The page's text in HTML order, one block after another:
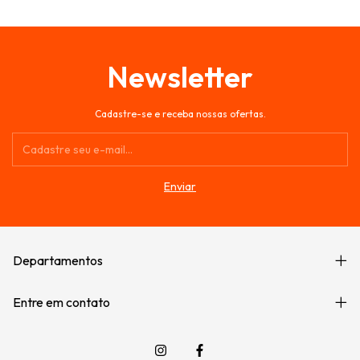
Newsletter
Cadastre-se e receba nossas ofertas.
Departamentos
Entre em contato